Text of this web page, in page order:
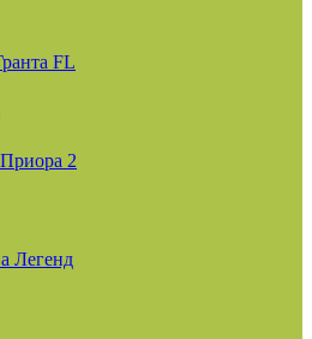
FL
2
Легенд